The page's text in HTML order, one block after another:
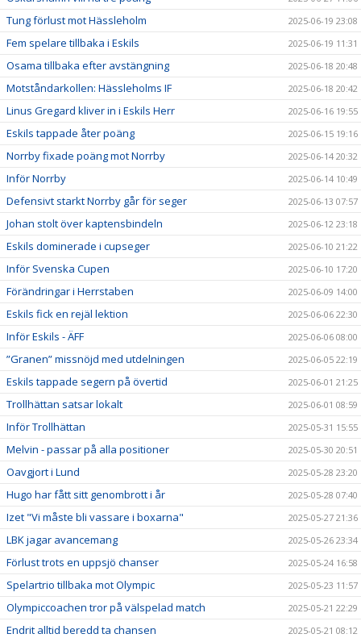
Tung förlust mot Hässleholm 2025-06-19 23:08
Fem spelare tillbaka i Eskils 2025-06-19 11:31
Osama tillbaka efter avstängning 2025-06-18 20:48
Motståndarkollen: Hässleholms IF 2025-06-18 20:42
Linus Gregard kliver in i Eskils Herr 2025-06-16 19:55
Eskils tappade åter poäng 2025-06-15 19:16
Norrby fixade poäng mot Norrby 2025-06-14 20:32
Inför Norrby 2025-06-14 10:49
Defensivt starkt Norrby går för seger 2025-06-13 07:57
Johan stolt över kaptensbindeln 2025-06-12 23:18
Eskils dominerade i cupseger 2025-06-10 21:22
Inför Svenska Cupen 2025-06-10 17:20
Förändringar i Herrstaben 2025-06-09 14:00
Eskils fick en rejäl lektion 2025-06-06 22:30
Inför Eskils - ÄFF 2025-06-06 08:00
”Granen” missnöjd med utdelningen 2025-06-05 22:19
Eskils tappade segern på övertid 2025-06-01 21:25
Trollhättan satsar lokalt 2025-06-01 08:59
Inför Trollhättan 2025-05-31 15:55
Melvin - passar på alla positioner 2025-05-30 20:51
Oavgjort i Lund 2025-05-28 23:20
Hugo har fått sitt genombrott i år 2025-05-28 07:40
Izet "Vi måste bli vassare i boxarna" 2025-05-27 21:36
LBK jagar avancemang 2025-05-26 23:34
Förlust trots en uppsjö chanser 2025-05-24 16:58
Spelartrio tillbaka mot Olympic 2025-05-23 11:57
Olympiccoachen tror på välspelad match 2025-05-21 22:29
Endrit alltid beredd ta chansen 2025-05-21 08:12